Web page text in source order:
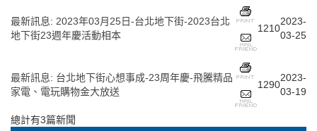
最新訊息: 2023年03月25日-台北地下街-2023台北
地下街23週年慶活動相本
1210
2023-
03-25
最新訊息: 台北地下街心想事成-23周年慶-飛騰精品
家電、電玩購物金大放送
1290
2023-
03-19
總計有3篇新聞